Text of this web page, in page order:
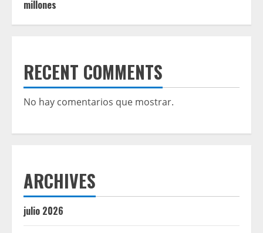
millones
RECENT COMMENTS
No hay comentarios que mostrar.
ARCHIVES
julio 2026